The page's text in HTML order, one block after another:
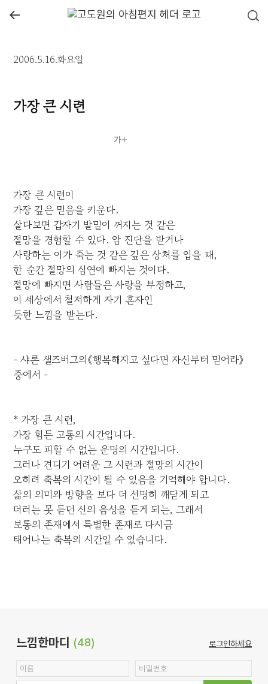
←
2006.5.16.화요일
가장 큰 시련
가장 큰 시련이
가장 깊은 믿음을 키운다.
살다보면 갑자기 발밑이 꺼지는 것 같은
절망을 경험할 수 있다. 암 진단을 받거나
사랑하는 이가 죽는 것 같은 깊은 상처를 입을 때,
한 순간 절망의 심연에 빠지는 것이다.
절망에 빠지면 사람들은 사랑을 부정하고,
이 세상에서 철저하게 자기 혼자인
듯한 느낌을 받는다.
- 샤론 샐즈버그의《행복해지고 싶다면 자신부터 믿어라》
중에서 -
* 가장 큰 시련,
가장 힘든 고통의 시간입니다.
누구도 피할 수 없는 운명의 시간입니다.
그러나 견디기 어려운 그 시련과 절망의 시간이
오히려 축복의 시간이 될 수 있음을 기억해야 합니다.
삶의 의미와 방향을 보다 더 선명히 깨닫게 되고
더러는 못 듣던 신의 음성을 듣게 되는, 그래서
보통의 존재에서 특별한 존재로 다시금
태어나는 축복의 시간일 수 있습니다.
느낌한마디 (48) 로그인하세요